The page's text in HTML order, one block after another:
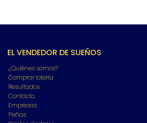
EL VENDEDOR DE SUEÑOS
¿Quiénes somos?
Comprar lotería
Resultados
Contacto
Empresas
Peñas